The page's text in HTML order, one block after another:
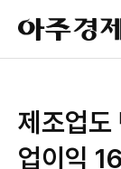
아
주
경
제조업
업이익